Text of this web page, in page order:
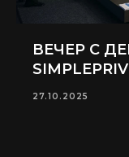
ВЕЧЕР С
27.10.2025